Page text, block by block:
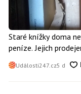
Staré knížky doma
peníze. Jejich
Události247.cz5 d